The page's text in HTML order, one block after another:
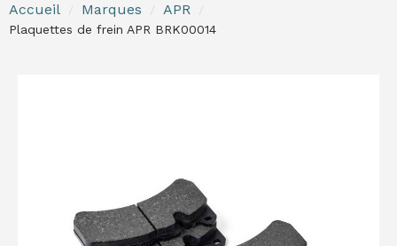
Accueil Marques APR
Plaquettes de frein APR BRK00014